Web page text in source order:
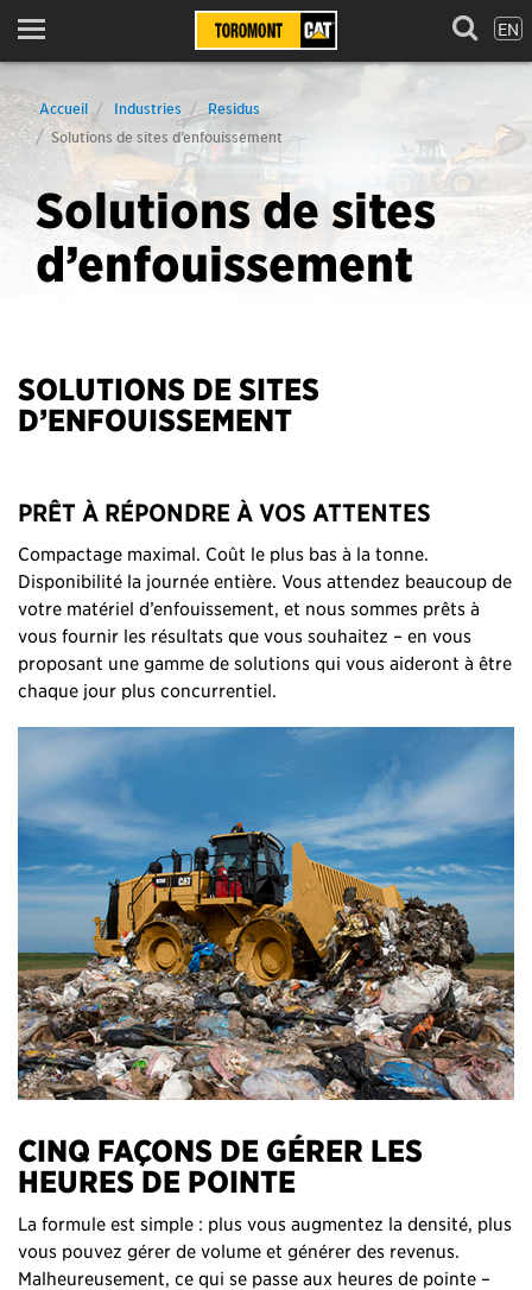
Menu EN
Accueil Industries
Residus
Solutions de sites d’enfouissement
Solutions de sites
d’enfouissement
SOLUTIONS DE SITES
D’ENFOUISSEMENT
PRÊT À RÉPONDRE À VOS ATTENTES
Compactage maximal. Coût le plus bas à la tonne.
Disponibilité la journée entière. Vous attendez beaucoup de
votre matériel d’enfouissement, et nous sommes prêts à
vous fournir les résultats que vous souhaitez – en vous
proposant une gamme de solutions qui vous aideront à être
chaque jour plus concurrentiel.
CINQ FAÇONS DE GÉRER LES
HEURES DE POINTE
La formule est simple : plus vous augmentez la densité, plus
vous pouvez gérer de volume et générer des revenus.
Malheureusement, ce qui se passe aux heures de pointe –